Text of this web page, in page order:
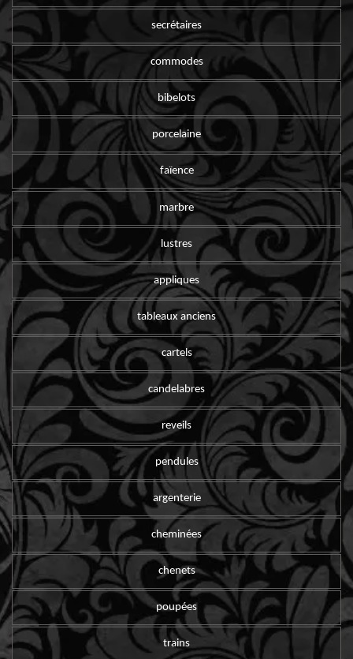
secrétaires
commodes
bibelots
porcelaine
faïence
marbre
lustres
appliques
tableaux anciens
cartels
candelabres
reveils
pendules
argenterie
cheminées
chenets
poupées
trains